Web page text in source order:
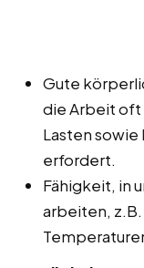
Gute
die Arbeit oft
Lasten sowie
erfordert.
Fähigkeit, in
arbeiten, z.B.